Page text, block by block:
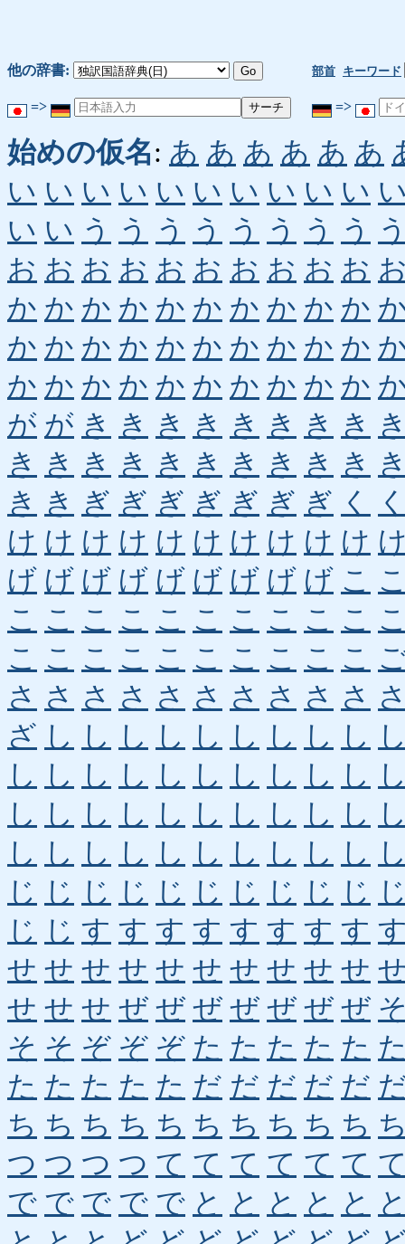
他の辞書: 部首 キーワード
=> =>
始めの仮名: あ あ あ あ あ あ
い い い い い い い い い い
い い う う う う う う う う
お お お お お お お お お お
か か か か か か か か か か
か か か か か か か か か か
か か か か か か か か か か
が が き き き き き き き き
き き き き き き き き き き
き き ぎ ぎ ぎ ぎ ぎ ぎ ぎ く
け け け け け け け け け け
げ げ げ げ げ げ げ げ げ こ
こ こ こ こ こ こ こ こ こ こ
こ こ こ こ こ こ こ こ こ こ
さ さ さ さ さ さ さ さ さ さ
ざ し し し し し し し し し
し し し し し し し し し し
し し し し し し し し し し
し し し し し し し し し し
じ じ じ じ じ じ じ じ じ じ
じ じ す す す す す す す す
せ せ せ せ せ せ せ せ せ せ
せ せ せ ぜ ぜ ぜ ぜ ぜ ぜ ぜ
そ そ ぞ ぞ ぞ た た た た た
た た た た た だ だ だ だ だ
ち ち ち ち ち ち ち ち ち ち
つ つ つ つ て て て て て て
で で で で で と と と と と